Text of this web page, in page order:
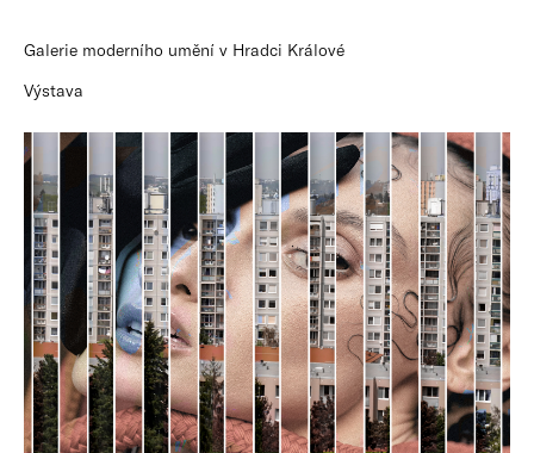
Galerie moderního umění v Hradci Králové
Výstava